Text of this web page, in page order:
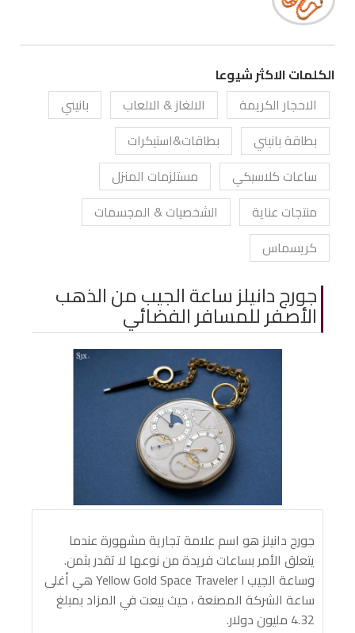
الكلمات الاكثر شيوعا
الاحجار الكريمة
الالغاز & الالعاب
بانيني
بطاقة بانيني
بطاقات&استيكرات
ساعات كلاسيكي
مستلزمات المنزل
منتجات عناية
الشخصيات & المجسمات
كريسماس
جورج دانيلز ساعة الجيب من الذهب
الأصفر للمسافر الفضائي
جورج دانيلز هو اسم علامة تجارية مشهورة عندما
يتعلق الأمر بساعات فريدة من نوعها لا تقدر بثمن.
وساعة الجيب Yellow Gold Space Traveler I هي أغلى
ساعة الشركة المصنعة ، حيث بيعت في المزاد بمبلغ
4.32 مليون دولار.